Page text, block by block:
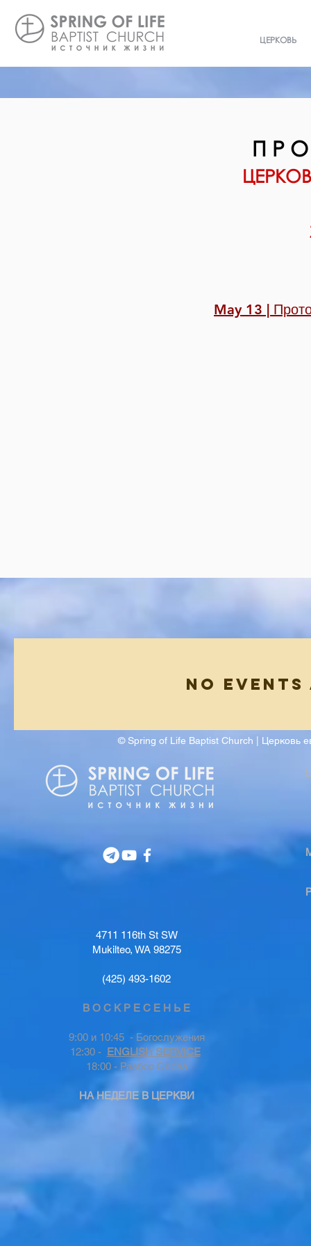
ЦЕРКОВЬ
П Р
May 13 |
No
© Spring of Life Baptist Church | Церковь
4711 116th St SW
Mukilteo, WA 98275
(425) 493-1602
В О С К Р Е С Е Н Ь Е
9:00 и 10:45 - Богослужения
12:30 - ENGLISH SERVICE
18:00 - Разбор Слова
НА НЕДЕЛЕ В ЦЕРКВИ